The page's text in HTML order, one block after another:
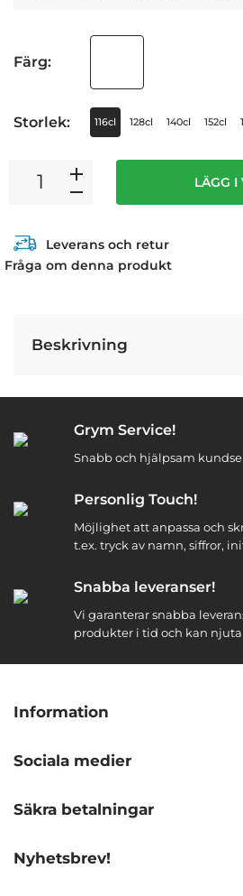
Färg:
Storlek: 116cl 128cl 140cl 152cl
LÄGG I
Leverans och retur
Fråga om denna produkt
Beskrivning
Grym Service!
Snabb och hjälpsam
Personlig Touch!
Möjlighet att anpassa och
t.ex. tryck av namn, siffror,
Snabba leveranser!
Vi garanterar snabba
produkter i tid och kan
Information
Sociala medier
Säkra betalningar
Nyhetsbrev!